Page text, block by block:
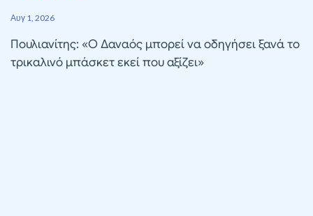
Αυγ 1, 2026
Πουλιανίτης: «Ο Δαναός μπορεί να οδηγήσει ξανά το
τρικαλινό μπάσκετ εκεί που αξίζει»